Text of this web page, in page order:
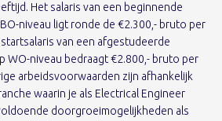
Het salaris van een beginnende
niveau ligt ronde de €2.300,- bruto per
van een afgestudeerde
WO-niveau bedraagt €2.800,- bruto per
arbeidsvoorwaarden zijn afhankelijk
waarin je als Electrical Engineer
doorgroeimogelijkheden als